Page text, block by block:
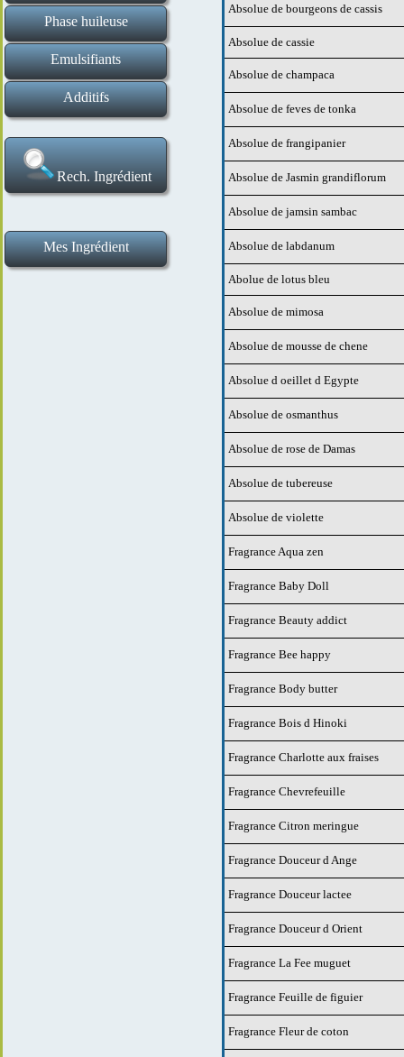
Ingrédients de base
Hydrolats et eaux florales
Actifs liquides
Actifs en poudre
Gommes et gélifiants
Tensio actifs liquides
Tensio actifs solides
Phase huileuse
Huiles végétales
Macérats huileux
Esters huileux et assimilés
Beurres végétaux
Cires et épaississants
Actifs
Emulsifiants
Emulsifiants H E et E H
Additifs
Rech. Ingrédient
Mes Ingrédient
Absolue de bourgeons de cassis
Absolue de cassie
Absolue de champaca
Absolue de feves de tonka
Absolue de frangipanier
Absolue de Jasmin grandiflorum
Absolue de jamsin sambac
Absolue de labdanum
Abolue de lotus bleu
Absolue de mimosa
Absolue de mousse de chene
Absolue d oeillet d Egypte
Absolue de osmanthus
Absolue de rose de Damas
Absolue de tubereuse
Absolue de violette
Fragrance Aqua zen
Fragrance Baby Doll
Fragrance Beauty addict
Fragrance Bee happy
Fragrance Body butter
Fragrance Bois d Hinoki
Fragrance Charlotte aux fraises
Fragrance Chevrefeuille
Fragrance Citron meringue
Fragrance Douceur d Ange
Fragrance Douceur lactee
Fragrance Douceur d Orient
Fragrance La Fee muguet
Fragrance Feuille de figuier
Fragrance Fleur de coton